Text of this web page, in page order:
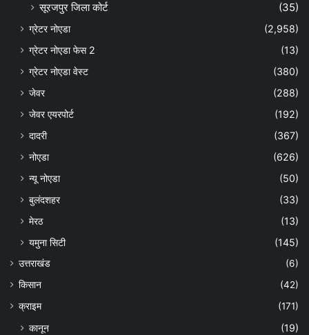
सूरजपुर जिला कोर्ट
(35)
ग्रेटर नोएडा
(2,958)
ग्रेटर नोएडा फेस 2
(13)
ग्रेटर नोएडा वेस्ट
(380)
जेवर
(288)
जेवर एयरपोर्ट
(192)
दादरी
(367)
नोएडा
(626)
न्यू नोएडा
(50)
बुलंदशहर
(33)
मेरठ
(13)
यमुना सिटी
(145)
उत्तराखंड
(6)
किसान
(42)
क्राइम
(171)
कानून (19)